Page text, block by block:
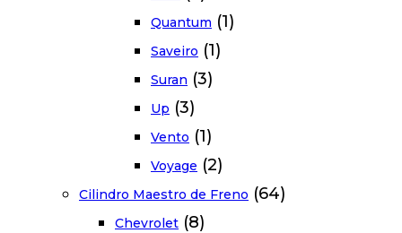
Quantum (1)
Saveiro (1)
Suran (3)
Up (3)
Vento (1)
Voyage (2)
Cilindro Maestro de Freno (64)
Chevrolet (8)